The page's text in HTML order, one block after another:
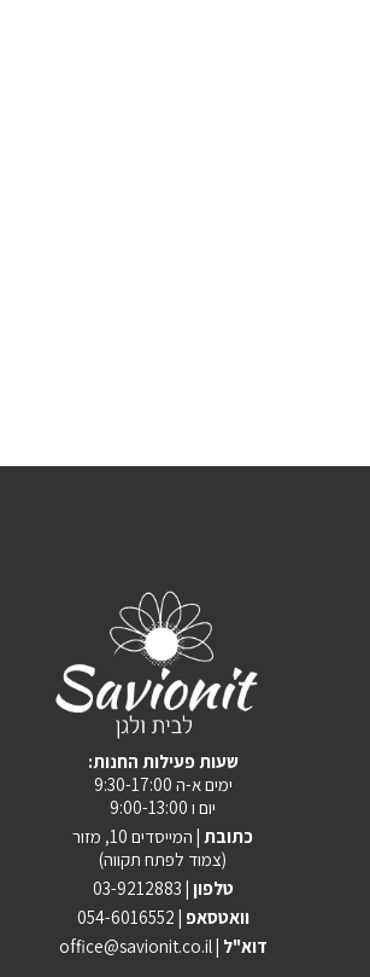
:שעות פעילות החנות
ימים א-ה 9:30-17:00
יום ו 9:00-13:00
כתובת | המייסדים 10, מזור
(צמוד לפתח תקווה)
טלפון | 03-9212883
וואטסאפ | 054-6016552
office@savionit.co.il | דוא"ל